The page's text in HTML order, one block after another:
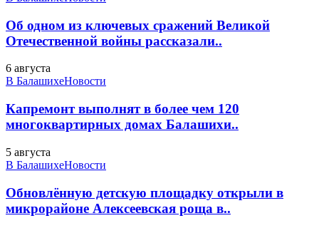
Об одном из ключевых сражений Великой
Отечественной войны рассказали..
6 августа
В БалашихеНовости
Капремонт выполнят в более чем 120
многоквартирных домах Балашихи..
5 августа
В БалашихеНовости
Обновлённую детскую площадку открыли в
микрорайоне Алексеевская роща в..